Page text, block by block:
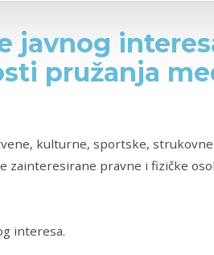
javnog
pružanja
kulturne, sportske,
pravne i fizičke
interesa.